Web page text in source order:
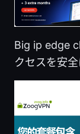
Big ip edge
クセスを安